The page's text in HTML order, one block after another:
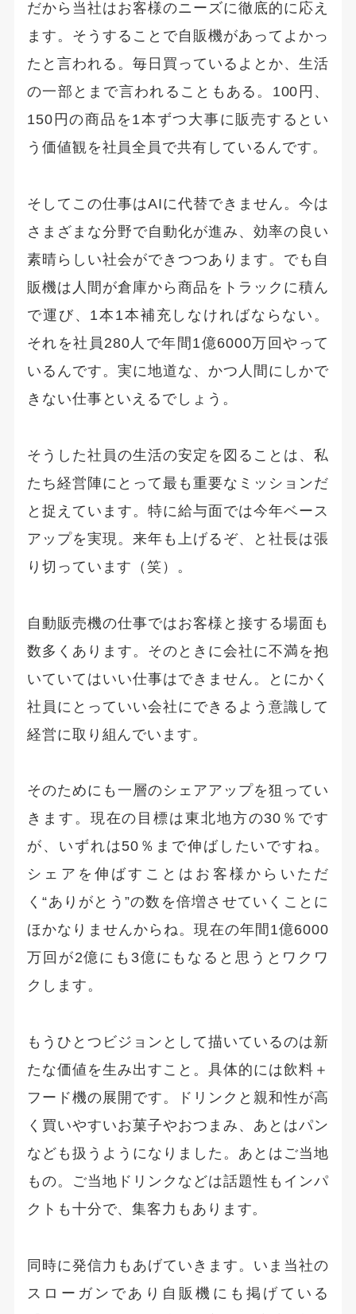
だから当社はお客様のニーズに徹底的に応え
ます。そうすることで自販機があってよかっ
たと言われる。毎日買っているよとか、生活
の一部とまで言われることもある。100円、
150円の商品を1本ずつ大事に販売するとい
う価値観を社員全員で共有しているんです。
そしてこの仕事はAIに代替できません。今は
さまざまな分野で自動化が進み、効率の良い
素晴らしい社会ができつつあります。でも自
販機は人間が倉庫から商品をトラックに積ん
で運び、1本1本補充しなければならない。
それを社員280人で年間1億6000万回やって
いるんです。実に地道な、かつ人間にしかで
きない仕事といえるでしょう。
そうした社員の生活の安定を図ることは、私
たち経営陣にとって最も重要なミッションだ
と捉えています。特に給与面では今年ベース
アップを実現。来年も上げるぞ、と社長は張
り切っています（笑）。
自動販売機の仕事ではお客様と接する場面も
数多くあります。そのときに会社に不満を抱
いていてはいい仕事はできません。とにかく
社員にとっていい会社にできるよう意識して
経営に取り組んでいます。
そのためにも一層のシェアアップを狙ってい
きます。現在の目標は東北地方の30％です
が、いずれは50％まで伸ばしたいですね。
シェアを伸ばすことはお客様からいただ
く“ありがとう”の数を倍増させていくことに
ほかなりませんからね。現在の年間1億6000
万回が2億にも3億にもなると思うとワクワ
クします。
もうひとつビジョンとして描いているのは新
たな価値を生み出すこと。具体的には飲料＋
フード機の展開です。ドリンクと親和性が高
く買いやすいお菓子やおつまみ、あとはパン
なども扱うようになりました。あとはご当地
もの。ご当地ドリンクなどは話題性もインパ
クトも十分で、集客力もあります。
同時に発信力もあげていきます。いま当社の
スローガンであり自販機にも掲げている